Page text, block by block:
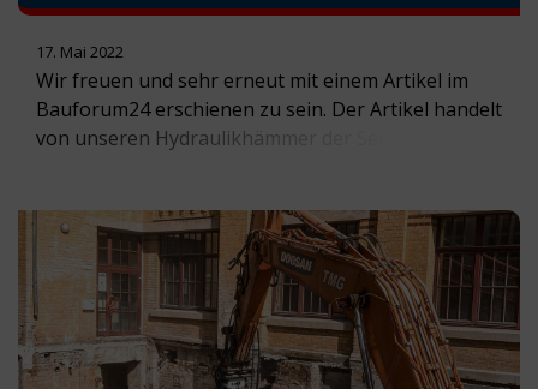
17. Mai 2022
Wir freuen und sehr erneut mit einem Artikel im
Bauforum24 erschienen zu sein. Der Artikel handelt
von unseren Hydraulikhämmer der Serie XB/iS. “Die
ankommt. Dank ihres leiseren Betriebs sind sie
zudem erste Wahl bei Abbrucharbeiten in
lärmsensiblen Bereichen. Anwendern, die […]